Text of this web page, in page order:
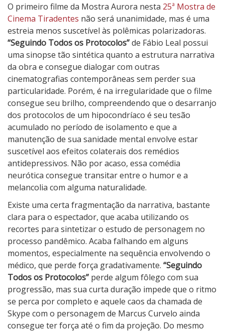
S
e
g
u
i
n
d
o
T
o
d
o
s
o
s
P
o
t
o
c
o
l
o
s
O primeiro filme da Mostra Aurora nesta 25ª Mostra de
Cinema Tiradentes não será unanimidade, mas é uma
estreia menos suscetível às polêmicas polarizadoras.
“Seguindo Todos os Protocolos”de Fábio Leal possui
uma sinopse tão sintética quanto a estrutura narrativa
da obra e consegue dialogar com outras
cinematografias contemporâneas sem perder sua
particularidade. Porém, é na irregularidade que o filme
consegue seu brilho, compreendendo que o desarranjo
dos protocolos de um hipocondríaco é seu tesão
acumulado no período de isolamento e que a
manutenção de sua sanidade mental envolve estar
suscetível aos efeitos colaterais dos remédios
antidepressivos. Não por acaso, essa comédia
neurótica consegue transitar entre o humor e a
melancolia com alguma naturalidade.
Existe uma certa fragmentação da narrativa, bastante
clara para o espectador, que acaba utilizando os
recortes para sintetizar o estudo de personagem no
processo pandêmico. Acaba falhando em alguns
momentos, especialmente na sequência envolvendo o
médico, que perde força gradativamente. “Seguindo
Todos os Protocolos” perde algum fôlego com sua
progressão, mas sua curta duração impede que o ritmo
se perca por completo e aquele caos da chamada de
Skype com o personagem de Marcus Curvelo ainda
consegue ter força até o fim da projeção. Do mesmo